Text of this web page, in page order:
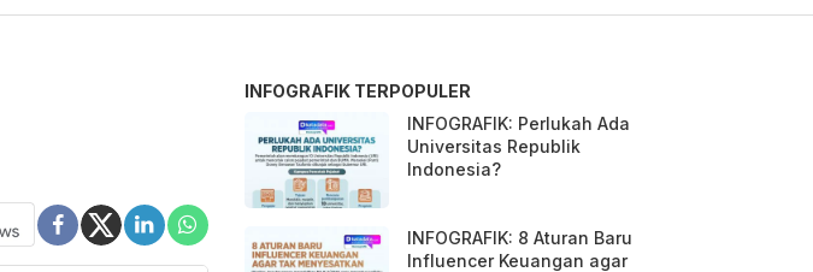
INFOGRAFIK TERPOPULER
INFOGRAFIK: Perlukah Ada
Universitas Republik
Indonesia?
INFOGRAFIK: 8 Aturan Baru
Influencer Keuangan agar